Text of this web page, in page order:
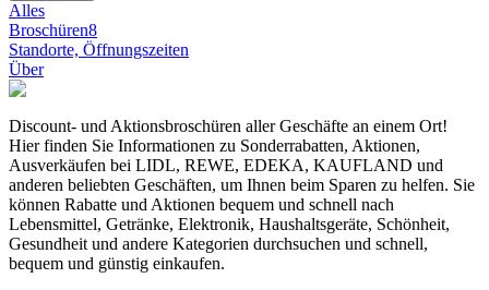
Alles
Broschüren8
Standorte, Öffnungszeiten
Über
Discount- und Aktionsbroschüren aller Geschäfte an einem Ort!
Hier finden Sie Informationen zu Sonderrabatten, Aktionen,
Ausverkäufen bei LIDL, REWE, EDEKA, KAUFLAND und
anderen beliebten Geschäften, um Ihnen beim Sparen zu helfen. Sie
können Rabatte und Aktionen bequem und schnell nach
Lebensmittel, Getränke, Elektronik, Haushaltsgeräte, Schönheit,
Gesundheit und andere Kategorien durchsuchen und schnell,
bequem und günstig einkaufen.